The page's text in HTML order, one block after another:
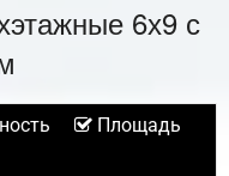
6х9 с
Площадь